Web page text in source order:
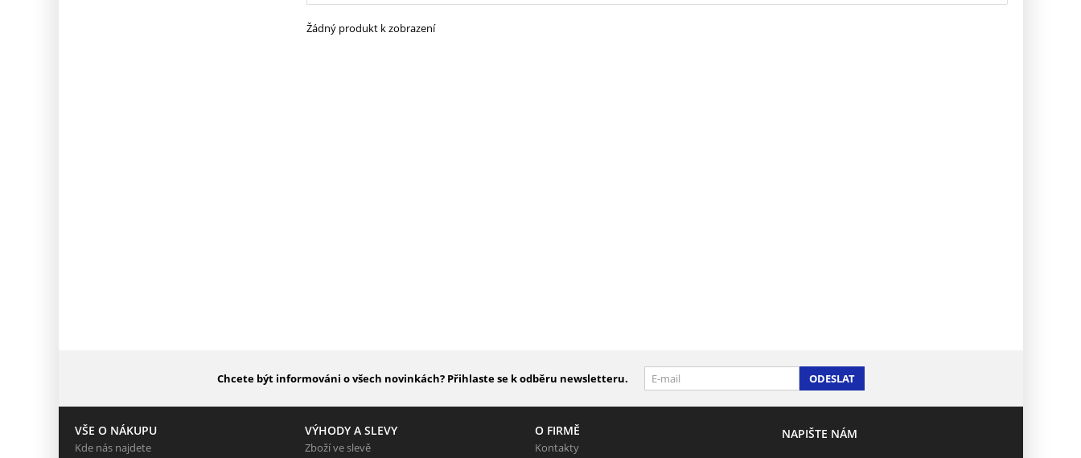
Žádný produkt k zobrazení
Chcete být informováni o všech novinkách? Přihlaste se k odběru newsletteru. ODESLAT
VŠE O NÁKUPU
Kde nás najdete
VÝHODY A SLEVY
Zboží ve slevě
O FIRMĚ
Kontakty
NAPIŠTE NÁM